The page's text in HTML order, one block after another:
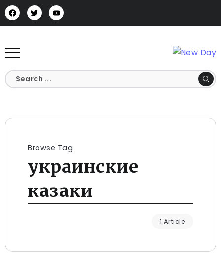
Browse Tag
украинские
казаки
1 Article